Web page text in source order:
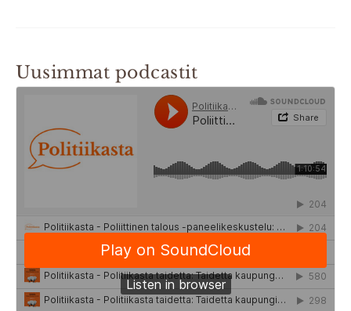
Uusimmat podcastit